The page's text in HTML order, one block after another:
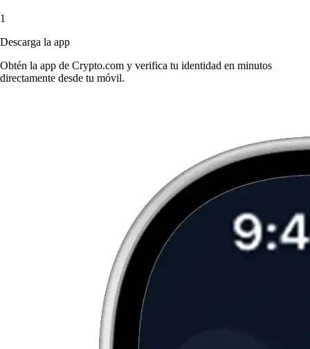
1
Descarga la app
Obtén la app de Crypto.com y verifica tu identidad en minutos
directamente desde tu móvil.